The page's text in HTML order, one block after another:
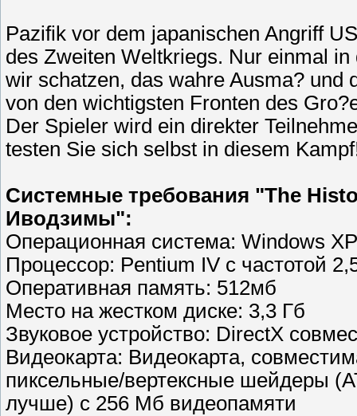
Pazifik vor dem japanischen Angriff
des Zweiten Weltkriegs. Nur einmal
wir schatzen, das wahre Ausma? und
von den wichtigsten Fronten des
Der Spieler wird ein direkter
testen Sie sich selbst in diesem
Системные требования "The
Иводзимы":
Операционная система: Windows
Процессор: Pentium IV с частотой
Оперативная память: 512мб
Место на жестком диске: 3,3 Гб
Звуковое устройство: DirectX
Видеокарта: Видеокарта,
пиксельные/вертексные шейдеры
лучше) с 256 Мб видеопамяти